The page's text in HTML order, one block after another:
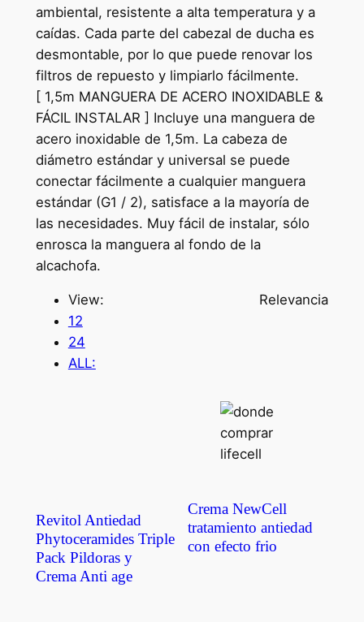
ambiental, resistente a alta temperatura y a
caídas. Cada parte del cabezal de ducha es
desmontable, por lo que puede renovar los
filtros de repuesto y limpiarlo fácilmente.
[ 1,5m MANGUERA DE ACERO INOXIDABLE &
FÁCIL INSTALAR ] Incluye una manguera de
acero inoxidable de 1,5m. La cabeza de
diámetro estándar y universal se puede
conectar fácilmente a cualquier manguera
estándar (G1 / 2), satisface a la mayoría de
las necesidades. Muy fácil de instalar, sólo
enrosca la manguera al fondo de la
alcachofa.
Relevancia
View:
12
24
ALL:
Revitol Antiedad
Phytoceramides Triple
Pack Pildoras y
Crema Anti age
Crema NewCell
tratamiento antiedad
con efecto frio